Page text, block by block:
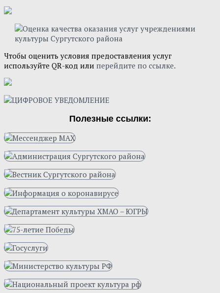
Чтобы оценить условия предоставления услуг
используйте QR-код или перейдите по ссылке.
Полезные ссылки: